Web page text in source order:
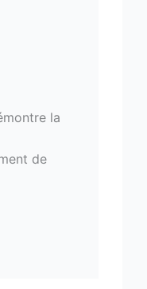
la
de